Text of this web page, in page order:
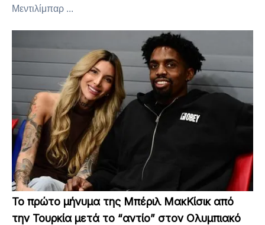
Μεντιλίμπαρ ...
Το πρώτο μήνυμα της Μπέριλ ΜακΚίσικ από
την Τουρκία μετά το “αντίο” στον Ολυμπιακό